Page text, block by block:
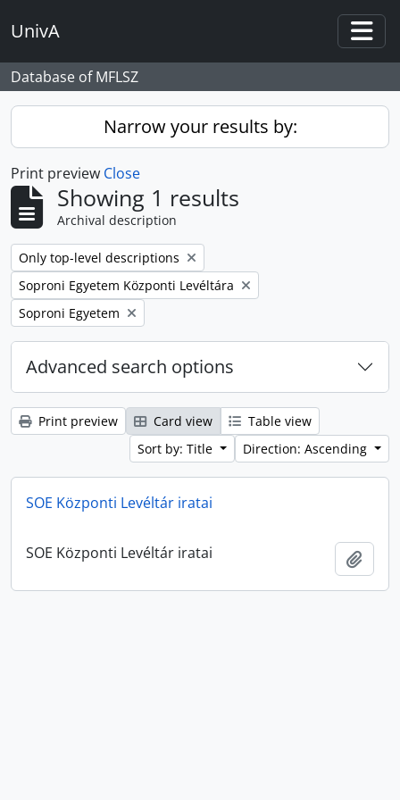
UnivA
Database of MFLSZ
Narrow your results by:
Print preview Close
Showing 1 results
Archival description
Remove filter:
Only top-level descriptions
Remove filter:
Soproni Egyetem Központi Levéltára
Remove filter:
Soproni Egyetem
Advanced search options
Print preview Card view
Table view
Sort by: Title
Direction: Ascending
SOE Központi Levéltár iratai
SOE Központi Levéltár iratai